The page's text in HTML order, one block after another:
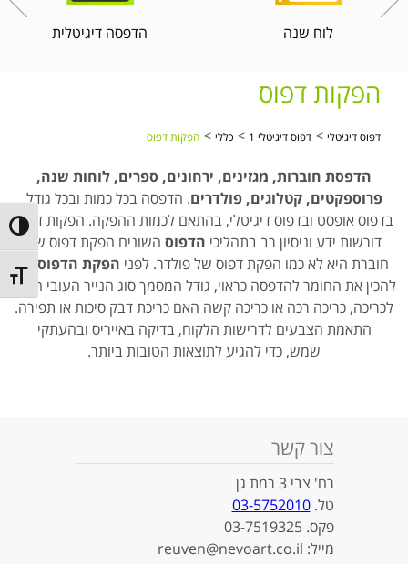
size
הדפסה דיגיטלית לוח שנה
הפקות דפוס
דפוס דיגיטלי >דפוס דיגיטלי 1 >כללי >הפקות דפוס
הדפסת חוברות, מגזינים, ירחונים, ספרים, לוחות שנה,
פרוספקטים, קטלוגים, פולדרים. הדפסה בכל כמות ובכל גודל
בדפוס אופסט ובדפוס דיגיטלי, בהתאם לכמות ההפקה. הפקות דפוס
דורשות ידע וניסיון רב בתהליכי הדפוס השונים הפקת דפוס של
חוברת היא לא כמו הפקת דפוס של פולדר. לפני הפקת הדפוס יש
להכין את החומר להדפסה כראוי, גודל המסמך סוג הנייר העובי הכנה
לכריכה, כריכה רכה או כריכה קשה האם כריכת דבק סיכות או תפירה.
התאמת הצבעים לדרישות הלקוח, בדיקה באייריס ובהעתקי
שמש, כדי להגיע לתוצאות הטובות ביותר.
צור קשר
רח' צבי 3 רמת גן
טל.03-5752010
פקס. 03-7519325
מייל: reuven@nevoart.co.il